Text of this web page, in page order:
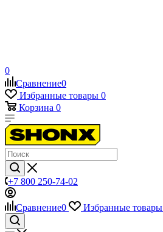
0
Сравнение0
Избранные товары 0
Корзина 0
+7 800 250-74-02
Сравнение0 Избранные товары